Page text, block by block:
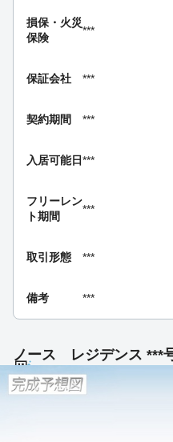
損保・ 火災
保険
***
保証会社 ***
契約期間 ***
入居可能日***
フリーレン
ト期間
***
取引形態 ***
備考 ***
ノース レジデンス ***